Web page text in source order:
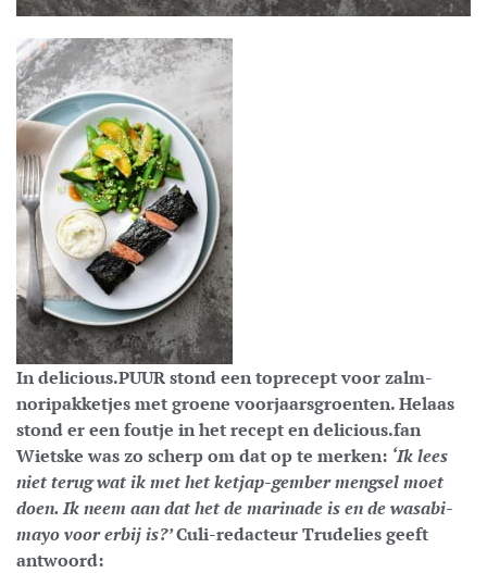
In delicious.PUUR stond een toprecept voor zalm-
noripakketjes met groene voorjaarsgroenten. Helaas
stond er een foutje in het recept en delicious.fan
Wietske was zo scherp om dat op te merken: ‘Ik lees
niet terug wat ik met het ketjap-gember mengsel moet
doen. Ik neem aan dat het de marinade is en de wasabi-
mayo voor erbij is?’Culi-redacteur Trudelies geeft
antwoord: